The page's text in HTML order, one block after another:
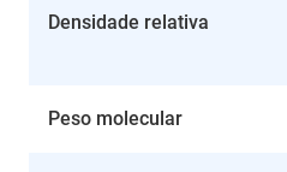
Densidade relativa
Peso molecular